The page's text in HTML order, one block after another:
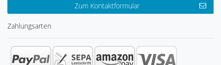
Zum Kontaktformular
Zahlungsarten